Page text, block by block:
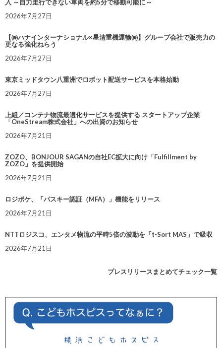
入 ～自力走行できない車両を約5分で移動可能に～
2026年7月27日
【㈱ハナインターナショナル×星清重機運輸㈱】グループ会社で販売力の
更なる強化ねらう
2026年7月27日
東京ミッドタウン八重洲でロボット配送サービスを本格始動
2026年7月27日
上組／コンテナ物流最適化サービスを提供する スタートアップ企業
「OneStream株式会社」への出資のお知らせ
2026年7月21日
ZOZO、BONJOUR SAGANの自社EC拡大に向け「Fulfillment by
ZOZO」を提供開始
2026年7月21日
ロジポケ、「パスキー認証（MFA）」機能をリリース
2026年7月21日
NTTロジスコ、エンタメ物流の平時5倍の波動を「t-Sort MAS」で吸収
2026年7月21日
プレスリリースまとめてチェック一覧